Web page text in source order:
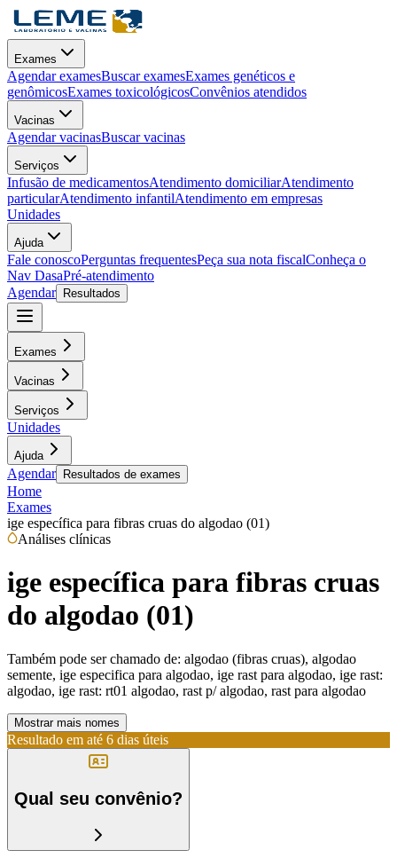
Exames
Agendar examesBuscar examesExames genéticos e
genômicosExames toxicológicosConvênios atendidos
Vacinas
Agendar vacinasBuscar vacinas
Serviços
Infusão de medicamentosAtendimento domiciliarAtendimento
particularAtendimento infantilAtendimento em empresas
Unidades
Ajuda
Fale conoscoPerguntas frequentesPeça sua nota fiscalConheça o
Nav DasaPré-atendimento
Agendar
Resultados
Exames
Vacinas
Serviços
Unidades
Ajuda
Agendar Resultados de exames
Home
Exames
ige específica para fibras cruas do algodao (01)
Análises clínicas
ige específica para fibras cruas
do algodao (01)
Também pode ser chamado de: algodao (fibras cruas), algodao
semente, ige especifica para algodao, ige rast para algodao, ige rast:
algodao, ige rast: rt01 algodao, rast p/ algodao, rast para algodao
Mostrar mais nomes
Resultado em até 6 dias úteis
Qual seu convênio?